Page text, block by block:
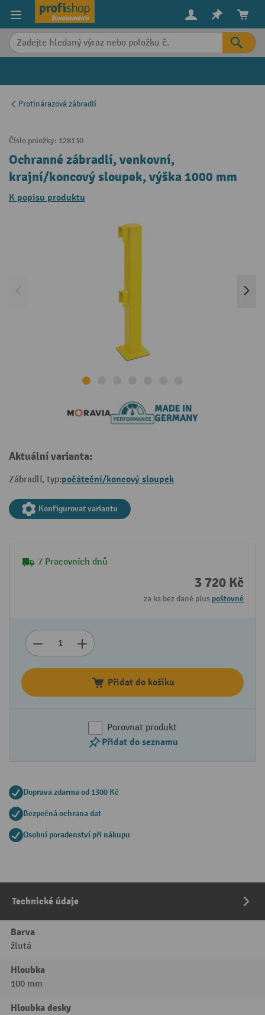
content
Protinárazová zábradlí
Číslo položky: 128130
Ochranné zábradlí, venkovní,
krajní/koncový sloupek, výška 1000 mm
K popisu produktu
Aktuální varianta:
Zábradlí, typ:počáteční/koncový sloupek
Konfigurovat variantu
7 Pracovních dnů
3 720 Kč
za ks bez daně plus poštovné
Přidat do košíku
Porovnat produkt
Přidat do seznamu
Doprava zdarma od 1300 Kč
Bezpečná ochrana dat
Osobní poradenství při nákupu
Technické údaje
Barva
žlutá
Hloubka
100 mm
Hloubka desky